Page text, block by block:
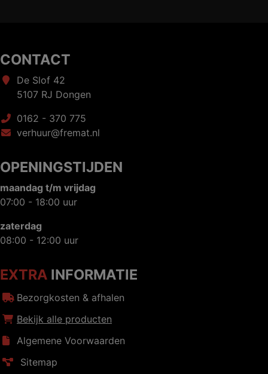
CONTACT
De Slof 42
5107 RJ Dongen
0162 - 370 775
verhuur@fremat.nl
OPENINGSTIJDEN
maandag t/m vrijdag
07:00 - 18:00 uur
zaterdag
08:00 - 12:00 uur
EXTRA INFORMATIE
Bezorgkosten & afhalen
Bekijk alle producten
Algemene Voorwaarden
Sitemap